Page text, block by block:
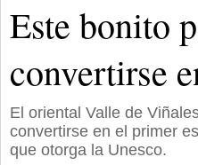
Este bonito
convertirse
El oriental Valle de
convertirse en el primer
que otorga la Unesco.